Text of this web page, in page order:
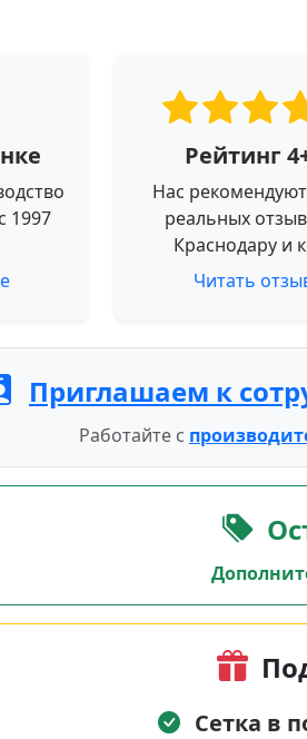
1997
Рейтинг
Нас
реальных
Краснодару и
Читать
Приглашаем к
Работайте с
Сетка в